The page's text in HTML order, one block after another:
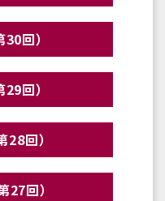
回）
回）
回）
回）